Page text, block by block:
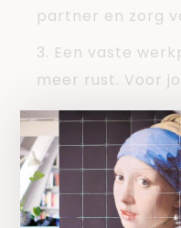
partner en zorg
3. Een vaste
meer rust. Voor
4. Communicatie
en je
5. Kies de
op een dag.